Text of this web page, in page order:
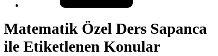
Matematik Özel Ders Sapanca
ile Etiketlenen Konular